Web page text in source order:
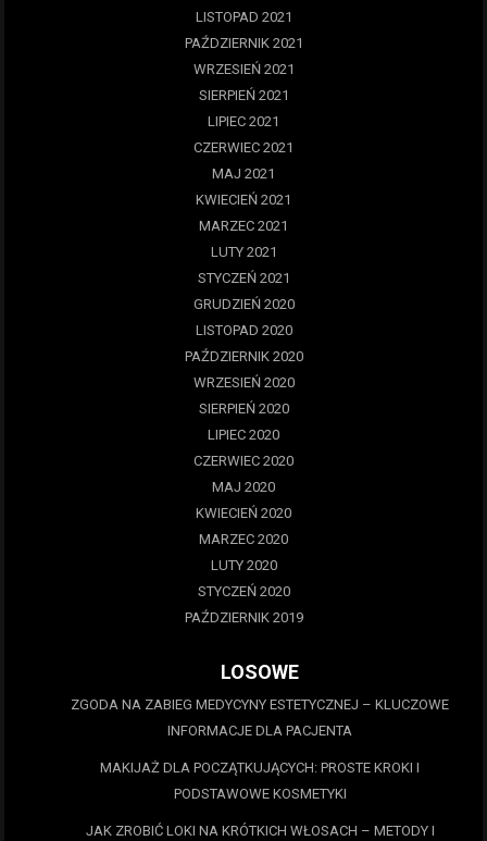
LISTOPAD 2021
PAŹDZIERNIK 2021
WRZESIEŃ 2021
SIERPIEŃ 2021
LIPIEC 2021
CZERWIEC 2021
MAJ 2021
KWIECIEŃ 2021
MARZEC 2021
LUTY 2021
STYCZEŃ 2021
GRUDZIEŃ 2020
LISTOPAD 2020
PAŹDZIERNIK 2020
WRZESIEŃ 2020
SIERPIEŃ 2020
LIPIEC 2020
CZERWIEC 2020
MAJ 2020
KWIECIEŃ 2020
MARZEC 2020
LUTY 2020
STYCZEŃ 2020
PAŹDZIERNIK 2019
LOSOWE
ZGODA NA ZABIEG MEDYCYNY ESTETYCZNEJ – KLUCZOWE
INFORMACJE DLA PACJENTA
MAKIJAŻ DLA POCZĄTKUJĄCYCH: PROSTE KROKI I
PODSTAWOWE KOSMETYKI
JAK ZROBIĆ LOKI NA KRÓTKICH WŁOSACH – METODY I